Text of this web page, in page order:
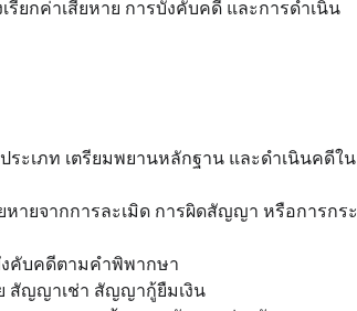
ยกค่าเสียหาย การบังคับคดี และการดำเนิน
ะเภท เตรียมพยานหลักฐาน และดำเนินคดีใน
หายจากการละเมิด การผิดสัญญา หรือการกระ
งคับคดีตามคำพิพากษา
สัญญาเช่า สัญญากู้ยืมเงิน